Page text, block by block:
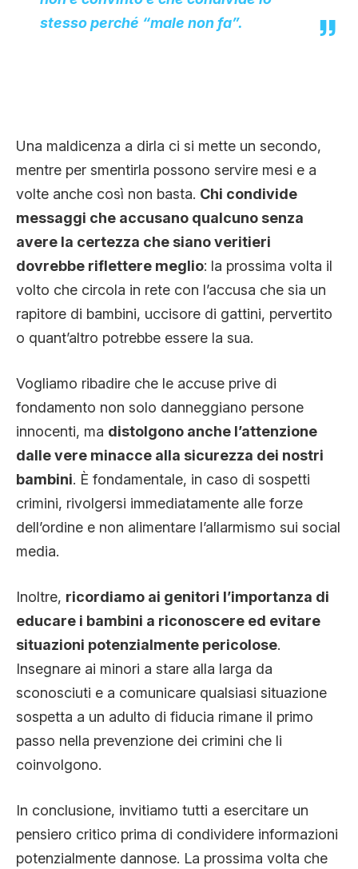
stesso perché “male non fa”.
Una maldicenza a dirla ci si mette un secondo,
mentre per smentirla possono servire mesi e a
volte anche così non basta. Chi condivide
messaggi che accusano qualcuno senza
avere la certezza che siano veritieri
dovrebbe riflettere meglio: la prossima volta il
volto che circola in rete con l’accusa che sia un
rapitore di bambini, uccisore di gattini, pervertito
o quant’altro potrebbe essere la sua.
Vogliamo ribadire che le accuse prive di
fondamento non solo danneggiano persone
innocenti, ma distolgono anche l’attenzione
dalle vere minacce alla sicurezza dei nostri
bambini. È fondamentale, in caso di sospetti
crimini, rivolgersi immediatamente alle forze
dell’ordine e non alimentare l’allarmismo sui social
media.
Inoltre, ricordiamo ai genitori l’importanza di
educare i bambini a riconoscere ed evitare
situazioni potenzialmente pericolose.
Insegnare ai minori a stare alla larga da
sconosciuti e a comunicare qualsiasi situazione
sospetta a un adulto di fiducia rimane il primo
passo nella prevenzione dei crimini che li
coinvolgono.
In conclusione, invitiamo tutti a esercitare un
pensiero critico prima di condividere informazioni
potenzialmente dannose. La prossima volta che